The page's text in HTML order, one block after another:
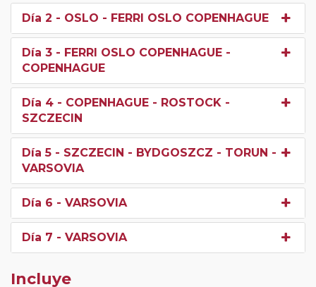
Día 2 - OSLO - FERRI OSLO COPENHAGUE
Día 3 - FERRI OSLO COPENHAGUE -
COPENHAGUE
Día 4 - COPENHAGUE - ROSTOCK -
SZCZECIN
Día 5 - SZCZECIN - BYDGOSZCZ - TORUN -
VARSOVIA
Día 6 - VARSOVIA
Día 7 - VARSOVIA
Incluye